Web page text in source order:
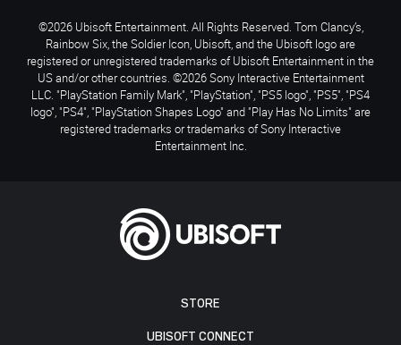
STORE
UBISOFT CONNECT
©2026 Ubisoft Entertainment. All Rights Reserved. Tom Clancy’s,
Rainbow Six, the Soldier Icon, Ubisoft, and the Ubisoft logo are
registered or unregistered trademarks of Ubisoft Entertainment in the
US and/or other countries. ©2026 Sony Interactive Entertainment
LLC. "PlayStation Family Mark", "PlayStation", "PS5 logo", "PS5", "PS4
logo", "PS4", "PlayStation Shapes Logo" and "Play Has No Limits" are
registered trademarks or trademarks of Sony Interactive
Entertainment Inc.